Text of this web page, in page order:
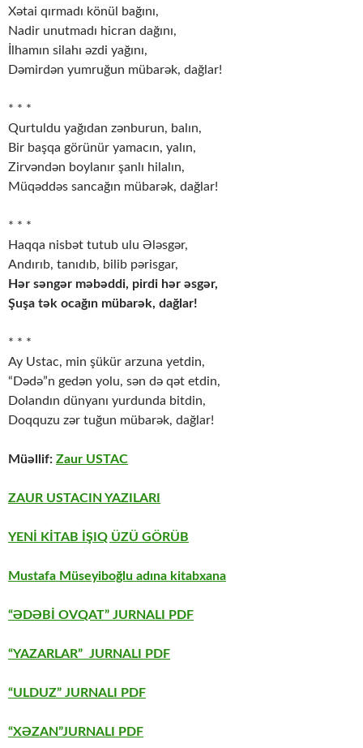
Xətai qırmadı könül bağını,
Nadir unutmadı hicran dağını,
İlhamın silahı əzdi yağını,
Dəmirdən yumruğun mübarək, dağlar!
* * *
Qurtuldu yağıdan zənburun, balın,
Bir başqa görünür yamacın, yalın,
Zirvəndən boylanır şanlı hilalın,
Müqəddəs sancağın mübarək, dağlar!
* * *
Haqqa nisbət tutub ulu Ələsgər,
Andırıb, tanıdıb, bilib pərisgar,
Hər səngər məbəddi, pirdi hər əsgər,
Şuşa tək ocağın mübarək, dağlar!
* * *
Ay Ustac, min şükür arzuna yetdin,
“Dədə”n gedən yolu, sən də qət etdin,
Dolandın dünyanı yurdunda bitdin,
Doqquzu zər tuğun mübarək, dağlar!
Müəllif: Zaur USTAC
ZAUR USTACIN YAZILARI
YENİ KİTAB İŞIQ ÜZÜ GÖRÜB
Mustafa Müseyiboğlu adına kitabxana
“ƏDƏBİ OVQAT” JURNALI PDF
“YAZARLAR” JURNALI PDF
“ULDUZ” JURNALI PDF
“XƏZAN”JURNALI PDF